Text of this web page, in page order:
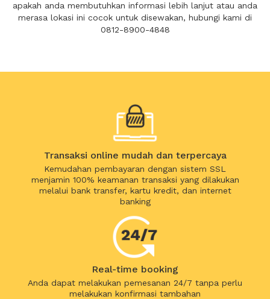
apakah anda membutuhkan informasi lebih lanjut atau anda
merasa lokasi ini cocok untuk disewakan, hubungi kami di
0812-8900-4848
Transaksi online mudah dan terpercaya
Kemudahan pembayaran dengan sistem SSL
menjamin 100% keamanan transaksi yang dilakukan
melalui bank transfer, kartu kredit, dan internet
banking
Real-time booking
Anda dapat melakukan pemesanan 24/7 tanpa perlu
melakukan konfirmasi tambahan